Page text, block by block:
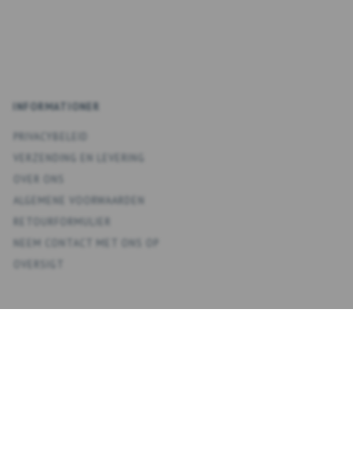
INFORMATIONER
ALGEMENE VOORWAARDEN
RETOURFORMULIER
NEEM CONTACT MET ONS OP